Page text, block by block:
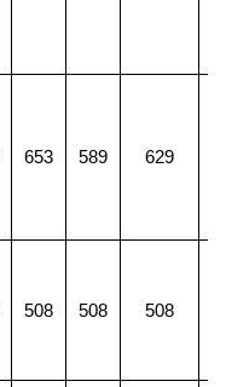
653 589 629
508 508 508